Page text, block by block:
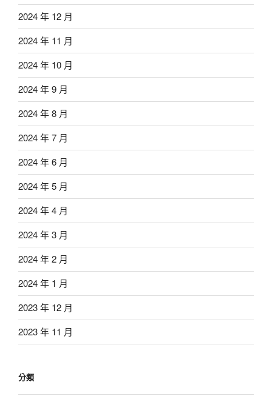
2024 年 12 月
2024 年 11 月
2024 年 10 月
2024 年 9 月
2024 年 8 月
2024 年 7 月
2024 年 6 月
2024 年 5 月
2024 年 4 月
2024 年 3 月
2024 年 2 月
2024 年 1 月
2023 年 12 月
2023 年 11 月
分類